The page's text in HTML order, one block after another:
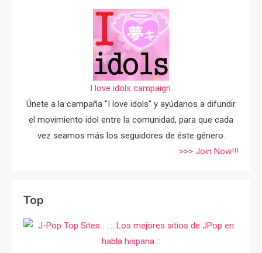
I love idols campaign.
Únete a la campaña "I love idols" y ayúdanos a difundir
el movimiento idol entre la comunidad, para que cada
vez seamos más los seguidores de éste género.
>>> Join Now!!!
Top